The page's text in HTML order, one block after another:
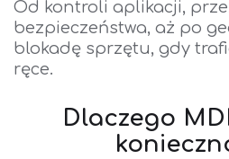
Od kontroli aplikacji,
bezpieczeństwa, aż po
blokadę sprzętu, gdy
ręce.
Dlaczego